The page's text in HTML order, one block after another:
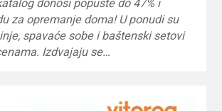
donosi popuste do 47% i
za opremanje doma! U ponudi su
spavaće sobe i baštenski setovi
Izdvajaju se…